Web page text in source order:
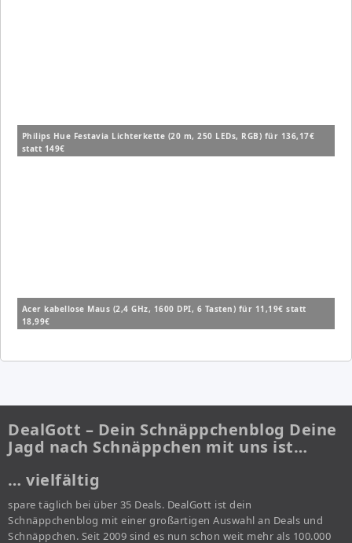
Philips Hue Festavia Lichterkette (20 m, 250 LEDs, RGB) für 136,17€
statt 149€
Acer kabellose Maus (2,4 GHz, 1600 DPI, 6 Tasten) für 11,19€ statt
18,99€
DealGott – Dein Schnäppchenblog Deine
Jagd nach Schnäppchen mit uns ist…
… vielfältig
spare täglich bei über 35 Deals. DealGott ist dein
Schnäppchenblog mit einer großartigen Auswahl an Deals und
Schnäppchen. Seit 2009 sind es nun schon weit mehr als 100.000